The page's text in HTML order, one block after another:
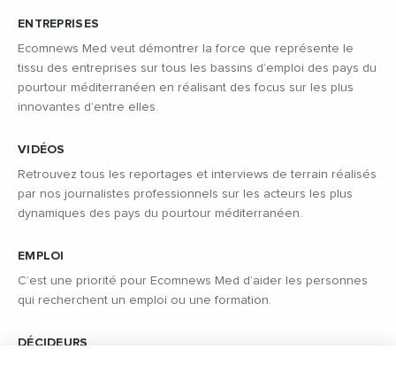
ENTREPRISES
Ecomnews Med veut démontrer la force que représente le
tissu des entreprises sur tous les bassins d’emploi des pays du
pourtour méditerranéen en réalisant des focus sur les plus
innovantes d’entre elles.
VIDÉOS
Retrouvez tous les reportages et interviews de terrain réalisés
par nos journalistes professionnels sur les acteurs les plus
dynamiques des pays du pourtour méditerranéen.
EMPLOI
C’est une priorité pour Ecomnews Med d’aider les personnes
qui recherchent un emploi ou une formation.
DÉCIDEURS